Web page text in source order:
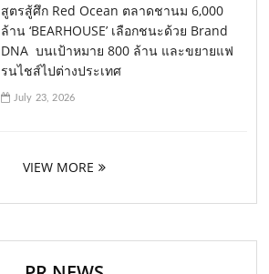
สูตรสู้ศึก Red Ocean ตลาดชานม 6,000
ล้าน ‘BEARHOUSE’ เลือกชนะด้วย Brand
DNA บนเป้าหมาย 800 ล้าน และขยายแฟ
รนไชส์ไปต่างประเทศ
July 23, 2026
VIEW MORE